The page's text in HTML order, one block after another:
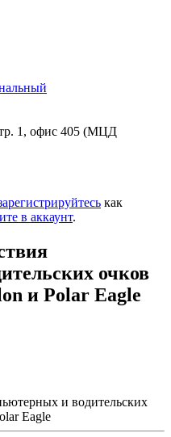
1, офис 405 (МЦД
как
в аккаунт.
очков
и Polar Eagle